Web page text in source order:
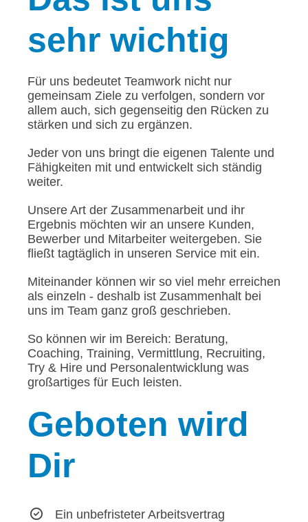
sehr wichtig
Für uns bedeutet Teamwork nicht nur
gemeinsam Ziele zu verfolgen, sondern vor
allem auch, sich gegenseitig den Rücken zu
stärken und sich zu ergänzen.
Jeder von uns bringt die eigenen Talente und
Fähigkeiten mit und entwickelt sich ständig
weiter.
Unsere Art der Zusammenarbeit und ihr
Ergebnis möchten wir an unsere Kunden,
Bewerber und Mitarbeiter weitergeben. Sie
fließt tagtäglich in unseren Service mit ein.
Miteinander können wir so viel mehr erreichen
als einzeln - deshalb ist Zusammenhalt bei
uns im Team ganz groß geschrieben.
So können wir im Bereich: Beratung,
Coaching, Training, Vermittlung, Recruiting,
Try & Hire und Personalentwicklung was
großartiges für Euch leisten.
Geboten wird
Dir
Ein unbefristeter Arbeitsvertrag